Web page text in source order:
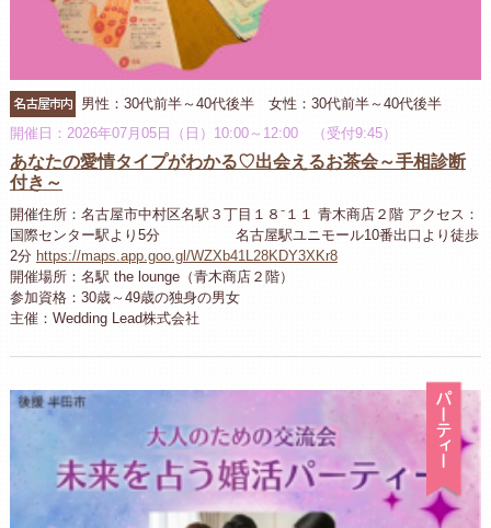
名古屋市内
男性：30代前半～40代後半 女性：30代前半～40代後半
開催日：2026年07月05日（日）10:00～12:00 （受付9:45）
あなたの愛情タイプがわかる♡出会えるお茶会～手相診断
付き～
開催住所：名古屋市中村区名駅３丁目１８⁻１１ 青木商店２階 アクセス：
国際センター駅より5分 名古屋駅ユニモール10番出口より徒歩
2分 https://maps.app.goo.gl/WZXb41L28KDY3XKr8
開催場所：名駅 the lounge（青木商店２階）
参加資格：30歳～49歳の独身の男女
主催：Wedding Lead株式会社
パ